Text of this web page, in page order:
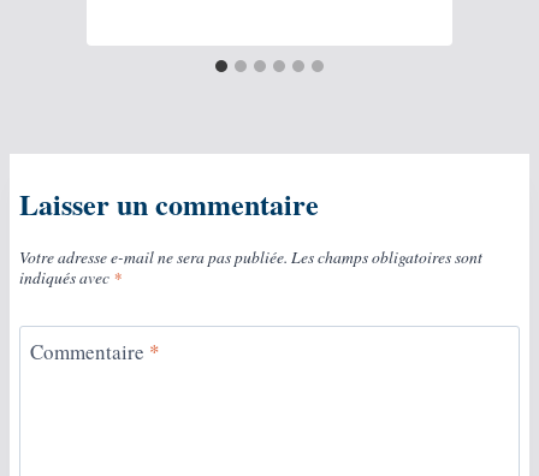
Laisser un commentaire
Votre adresse e-mail ne sera pas publiée. Les champs obligatoires sont
indiqués avec *
Commentaire *